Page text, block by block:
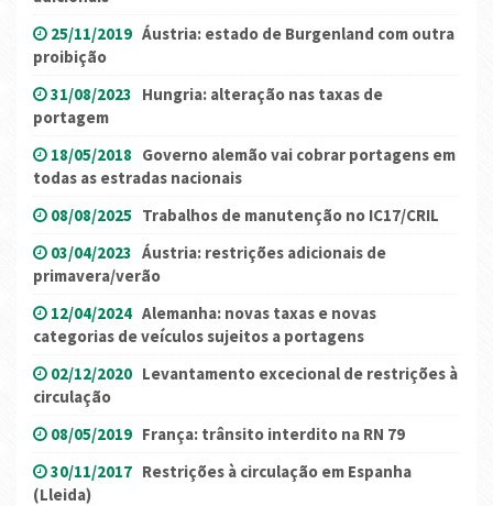
25/11/2019 Áustria: estado de Burgenland com outra
proibição
31/08/2023 Hungria: alteração nas taxas de
portagem
18/05/2018 Governo alemão vai cobrar portagens em
todas as estradas nacionais
08/08/2025 Trabalhos de manutenção no IC17/CRIL
03/04/2023 Áustria: restrições adicionais de
primavera/verão
12/04/2024 Alemanha: novas taxas e novas
categorias de veículos sujeitos a portagens
02/12/2020 Levantamento excecional de restrições à
circulação
08/05/2019 França: trânsito interdito na RN 79
30/11/2017 Restrições à circulação em Espanha
(Lleida)